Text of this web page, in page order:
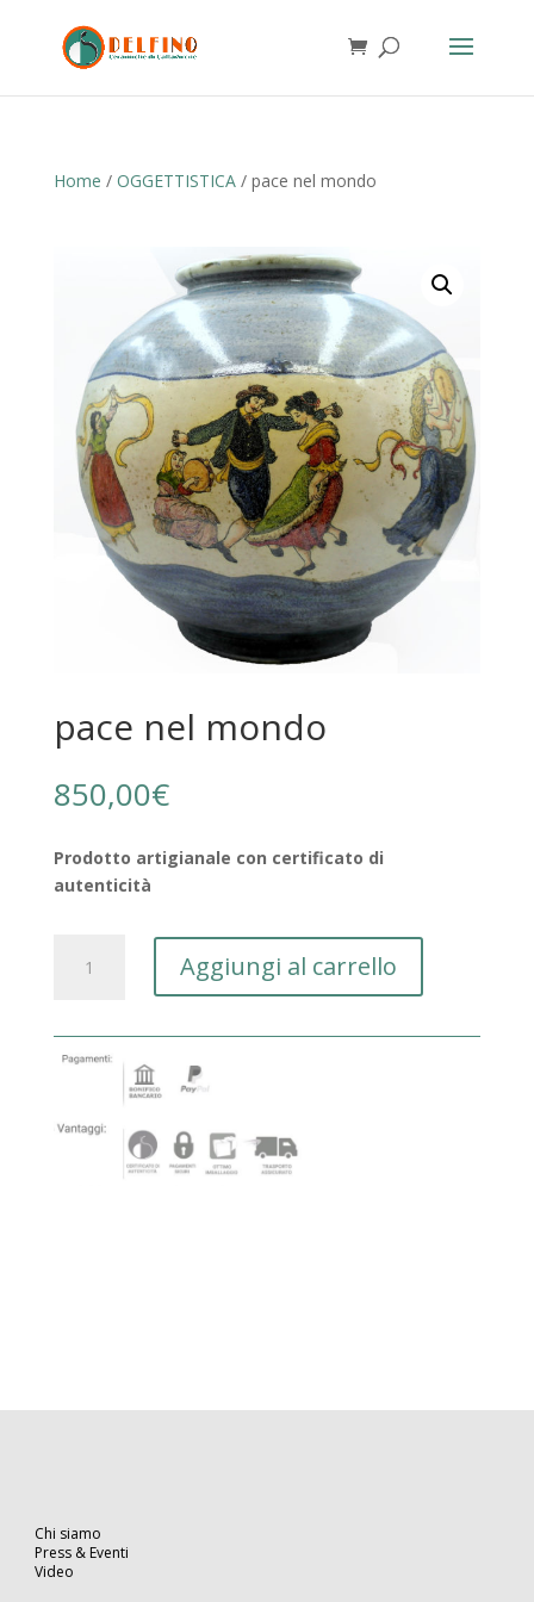
Home / OGGETTISTICA/ pace nel mondo
pace nel mondo
850,00€
Prodotto artigianale con certificato di
autenticità
Aggiungi al carrello
Chi siamo
Press & Eventi
Video